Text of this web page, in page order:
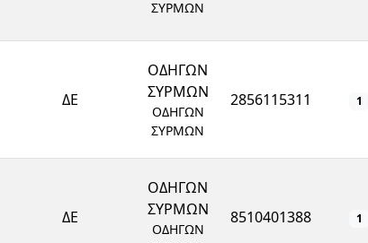
ΣΥΡΜΩΝ
ΔΕ
ΟΔΗΓΩΝ
ΣΥΡΜΩΝ
ΟΔΗΓΩΝ
ΣΥΡΜΩΝ
2856115311 1
ΔΕ
ΟΔΗΓΩΝ
ΣΥΡΜΩΝ
ΟΔΗΓΩΝ
8510401388 1